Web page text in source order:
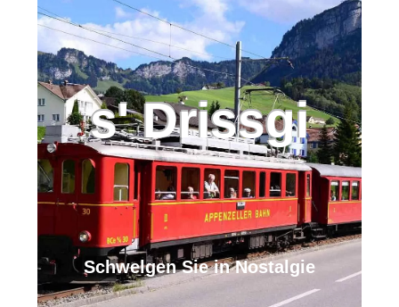
s' Drissgi
Schwelgen Sie in Nostalgie